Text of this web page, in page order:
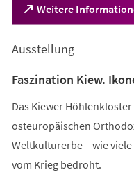
Weitere
(Öffnet
in
neuen
Ausstellung
Faszination Kiew.
Das Kiewer
osteuropäischen
Weltkulturerbe – wie
vom Krieg bedroht.